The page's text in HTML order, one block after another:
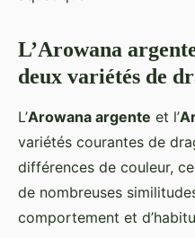
L’Arowana
deux variétés de
L’Arowana argente et l’
variétés courantes de
différences de couleur,
de nombreuses
comportement et